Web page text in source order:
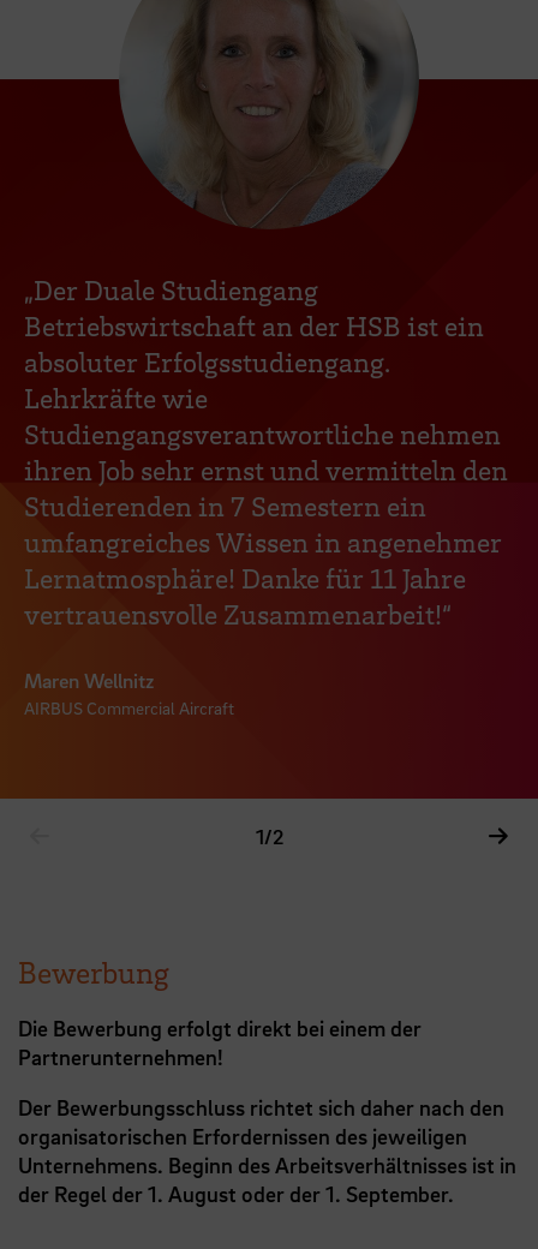
„Der Duale Studiengang
Betriebswirtschaft an der HSB ist ein
absoluter Erfolgsstudiengang.
Lehrkräfte wie
Studiengangsverantwortliche nehmen
ihren Job sehr ernst und vermitteln den
Studierenden in 7 Semestern ein
umfangreiches Wissen in angenehmer
Lernatmosphäre! Danke für 11 Jahre
vertrauensvolle Zusammenarbeit!“
Maren Wellnitz
AIRBUS Commercial Aircraft
1/2
Bewerbung
Die Bewerbung erfolgt direkt bei einem der
Partnerunternehmen!
Der Bewerbungsschluss richtet sich daher nach den
organisatorischen Erfordernissen des jeweiligen
Unternehmens. Beginn des Arbeitsverhältnisses ist in
der Regel der 1. August oder der 1. September.